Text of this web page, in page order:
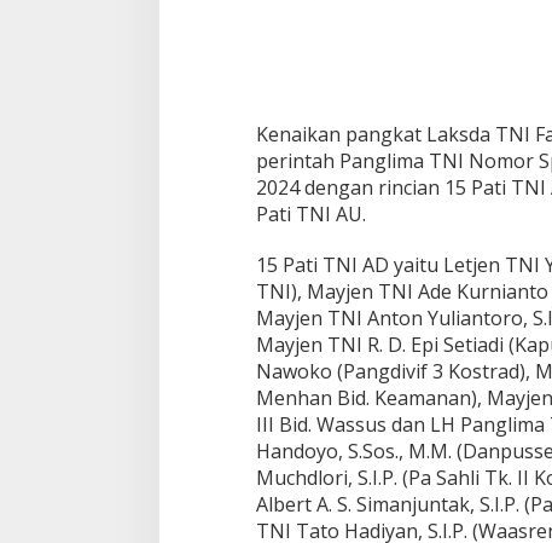
Kenaikan pangkat Laksda TNI
perintah Panglima TNI Nomor
2024 dengan rincian 15 Pati
Pati TNI AU.
15 Pati TNI AD yaitu Letjen TNI
TNI), Mayjen TNI Ade
Mayjen TNI Anton Yuliantoro,
Mayjen TNI R. D. Epi Setiadi
Nawoko (Pangdivif 3 Kostrad),
Menhan Bid. Keamanan),
III Bid. Wassus dan LH
Handoyo, S.Sos., M.M.
Muchdlori, S.I.P. (Pa Sahli Tk. II
Albert A. S. Simanjuntak, S.I.P.
TNI Tato Hadiyan, S.I.P.